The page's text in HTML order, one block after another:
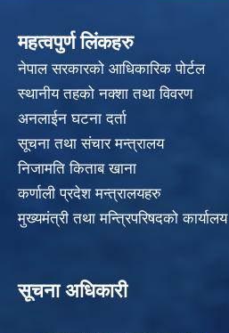
महत्वपुर्ण लिंकहरु
नेपाल सरकारको आधिकारिक पोर्टल
स्थानीय तहको नक्शा तथा विवरण
अनलाईन घटना दर्ता
सूचना तथा संचार मन्त्रालय
निजामति किताब खाना
कर्णाली प्रदेश मन्त्रालयहरु
मुख्यमंत्री तथा मन्त्रिपरिषदको कार्यालय
सूचना अधिकारी